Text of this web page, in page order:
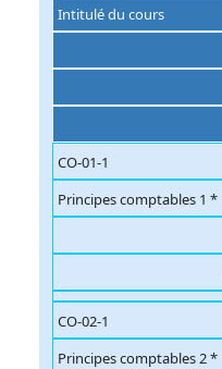
Intitulé du cours
CO-01-1
Principes comptables 1 *
CO-02-1
Principes comptables 2 *